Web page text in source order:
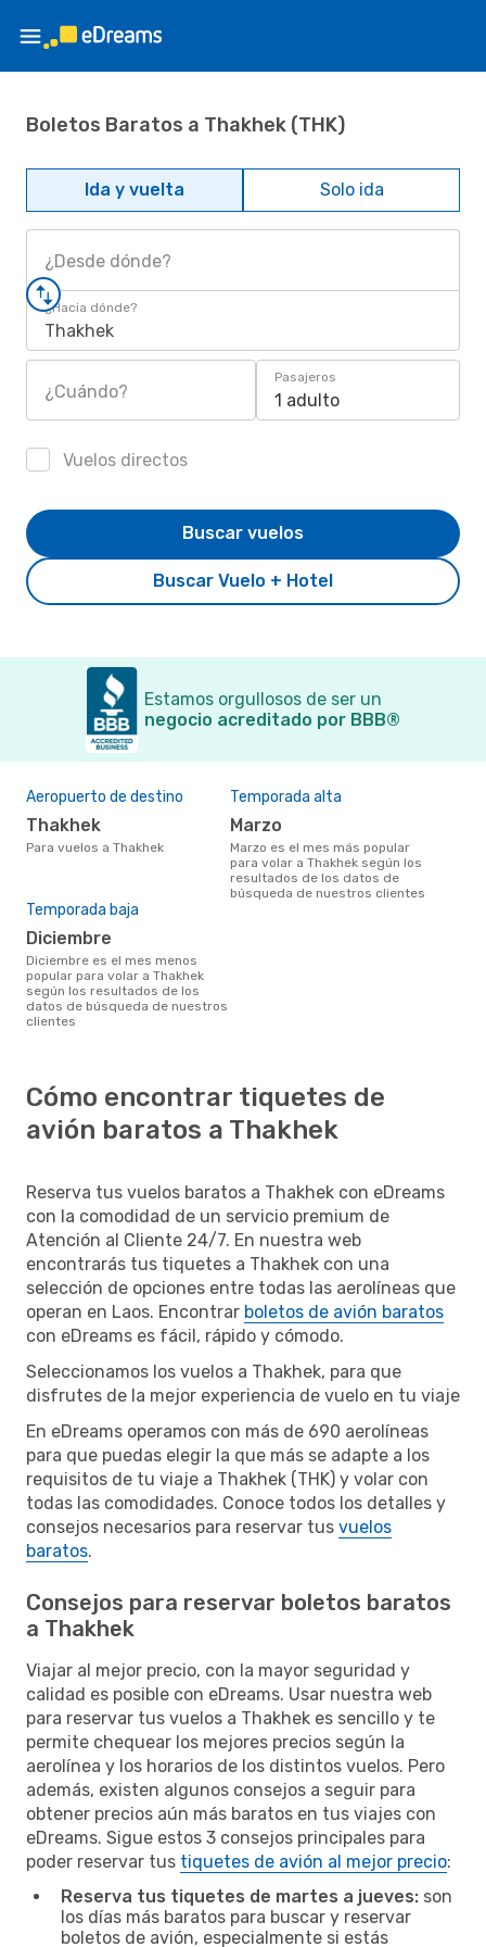
Boletos Baratos a Thakhek (THK)
Ida y vuelta Solo ida
¿Desde dónde?
¿Hacia dónde?
Thakhek
¿Cuándo?
Pasajeros
1 adulto
Vuelos directos
Buscar Vuelo + Hotel
Buscar vuelos
Estamos orgullosos de ser un
negocio acreditado por BBB®
Aeropuerto de destino
Thakhek
Para vuelos a Thakhek
Temporada alta
marzo
marzo es el mes más popular
para volar a Thakhek según los
resultados de los datos de
búsqueda de nuestros clientes
Temporada baja
diciembre
diciembre es el mes menos
popular para volar a Thakhek
según los resultados de los
datos de búsqueda de nuestros
clientes
Cómo encontrar tiquetes de
avión baratos a Thakhek
Reserva tus vuelos baratos a Thakhek con eDreams
con la comodidad de un servicio premium de
Atención al Cliente 24/7. En nuestra web
encontrarás tus tiquetes a Thakhek con una
selección de opciones entre todas las aerolíneas que
operan en Laos. Encontrar boletos de avión baratos
con eDreams es fácil, rápido y cómodo.
Seleccionamos los vuelos a Thakhek, para que
disfrutes de la mejor experiencia de vuelo en tu viaje
En eDreams operamos con más de 690 aerolíneas
para que puedas elegir la que más se adapte a los
requisitos de tu viaje a Thakhek (THK) y volar con
todas las comodidades. Conoce todos los detalles y
consejos necesarios para reservar tus vuelos
baratos.
Consejos para reservar boletos baratos
a Thakhek
Viajar al mejor precio, con la mayor seguridad y
calidad es posible con eDreams. Usar nuestra web
para reservar tus vuelos a Thakhek es sencillo y te
permite chequear los mejores precios según la
aerolínea y los horarios de los distintos vuelos. Pero
además, existen algunos consejos a seguir para
obtener precios aún más baratos en tus viajes con
eDreams. Sigue estos 3 consejos principales para
poder reservar tus tiquetes de avión al mejor precio:
Reserva tus tiquetes de martes a jueves: son
los días más baratos para buscar y reservar
boletos de avión, especialmente si estás